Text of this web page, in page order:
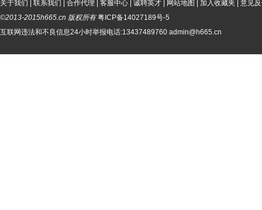
关于我们 联系我们 合作代理 客服中心 诚聘英才 网站地图 加入收藏夹
意见
©2013-2015h665.cn 版权所有粤ICP备14027189号-5
互联网违法和不良信息24小时举报电话:13437489760 admin@h665.cn